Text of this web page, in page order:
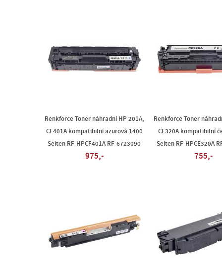
Renkforce Toner náhradní HP 201A,
CF401A kompatibilní azurová 1400
Seiten RF-HPCF401A RF-6723090
975,-
Renkforce Toner
CE320A kompatibilní
Seiten RF-HPCE320A
755,-